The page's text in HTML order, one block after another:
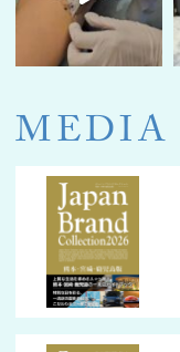
MEDIA